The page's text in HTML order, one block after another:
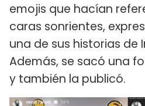
emojis que hacían
caras sonrientes,
una de sus historias de
Además, se sacó una
y también la publicó.